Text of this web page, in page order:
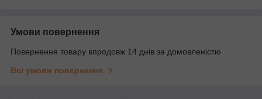
Умови повернення
Повернення товару впродовж 14 днів за домовленістю
Всі умови повернення